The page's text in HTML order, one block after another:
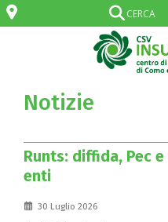
Notizie
Runts: diffida, Pec
enti
30 Luglio 2026